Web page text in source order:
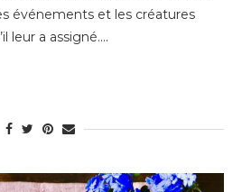
événements et les créatures
leur a assigné.…